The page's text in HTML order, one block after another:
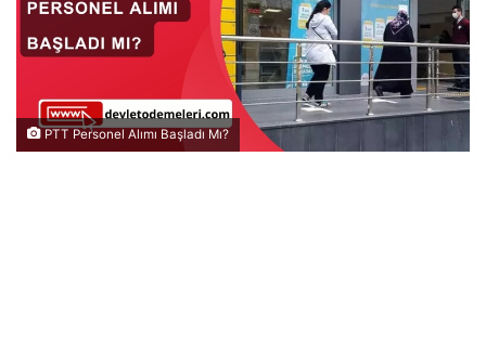
PTT Personel Alımı Başladı Mı?